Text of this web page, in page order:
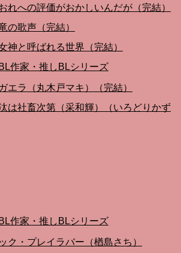
れへの評価がおかしいんだが（完結）
の歌声（完結）
神と呼ばれる世界（完結）
作家・推しBLシリーズ
エラ（丸木戸マキ）（完結）
は社畜次第（采和輝）（いろどりかず
作家・推しBLシリーズ
ク・プレイラバー（楢島さち）